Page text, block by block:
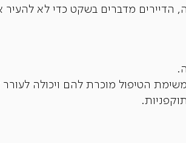
מדברים בשקט כדי לא להעיר
הטיפול מוכרת להם ויכולה